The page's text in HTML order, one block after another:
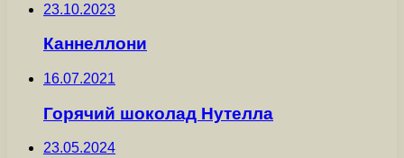
23.10.2023
Каннеллони
16.07.2021
Горячий шоколад Нутелла
23.05.2024